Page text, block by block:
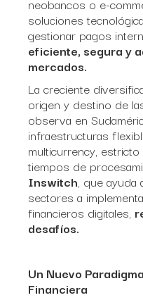
soluciones
gestionar pagos
eficiente, segura y
mercados.
La creciente
origen y destino de
observa en
infraestructuras
multicurrency,
tiempos de
Inswitch, que
sectores a
financieros digitales,
desafíos.
Un Nuevo
Financiera